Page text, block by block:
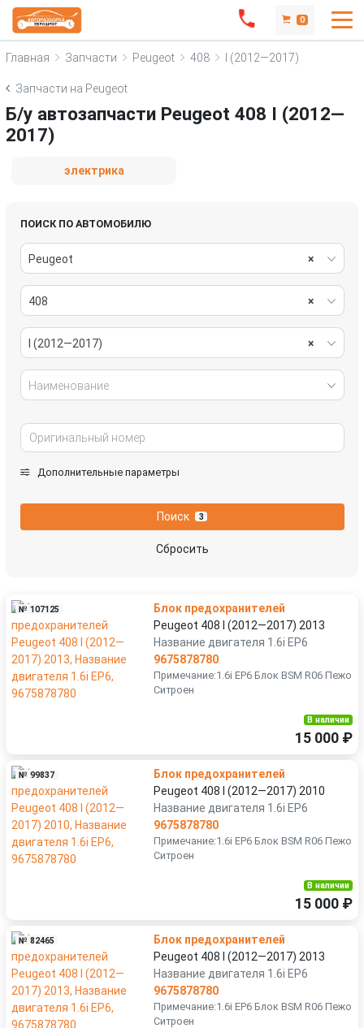
0
Главная Запчасти Peugeot 408 I (2012—2017)
Запчасти на Peugeot
Б/у автозапчасти Peugeot 408 I (2012—
2017)
электрика
ПОИСК ПО АВТОМОБИЛЮ
×
Peugeot
×
408
×
I (2012—2017)
Наименование
Дополнительные параметры
Поиск 3
Сбросить
№ 107125
Блок предохранителей
Peugeot 408 I (2012—2017) 2013
Название двигателя 1.6i EP6
9675878780
Примечание:1.6i EP6 Блок BSM R06 Пежо
Ситроен
В наличии
15 000 ₽
№ 99837
Блок предохранителей
Peugeot 408 I (2012—2017) 2010
Название двигателя 1.6i EP6
9675878780
Примечание:1.6i EP6 Блок BSM R06 Пежо
Ситроен
В наличии
15 000 ₽
№ 82465
Блок предохранителей
Peugeot 408 I (2012—2017) 2013
Название двигателя 1.6i EP6
9675878780
Примечание:1.6i EP6 Блок BSM R06 Пежо
Ситроен